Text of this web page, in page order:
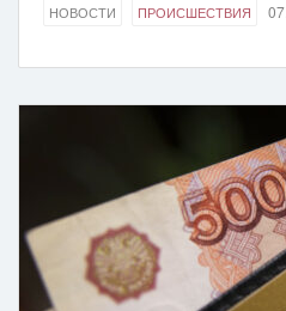
НОВОСТИ ПРОИСШЕСТВИЯ